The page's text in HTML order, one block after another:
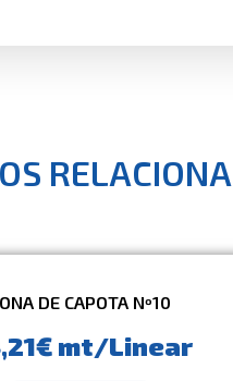
DE CAPOTA Nº10
mt/Linear